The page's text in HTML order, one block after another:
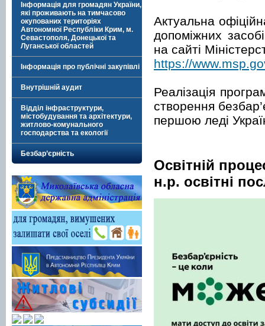
Інформація для громадян України,
які проживають на тимчасово
окупованих територіях
Автономної Республіки Крим, м.
Севастополя, Донецької та
Луганської областей
Інформація про публічні закупівлі
Внутрішній аудит
Відділ інфраструктури,
містобудування та архітектури,
житлово-комунального
господарства та екології
Безбар’єрність
Актуальна
допоміжних
на сайті
https://
Реалізація
створення
першою леді
Освітній
н.р. освітні